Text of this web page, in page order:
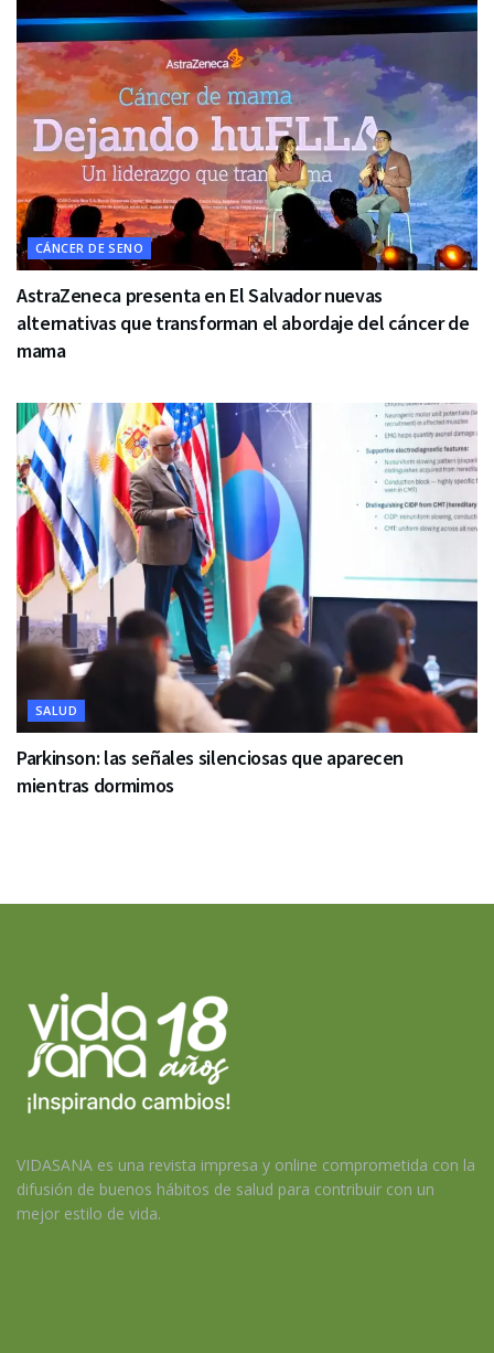
CÁNCER DE SENO
AstraZeneca presenta en El Salvador nuevas
alternativas que transforman el abordaje del cáncer de
mama
SALUD
Parkinson: las señales silenciosas que aparecen
mientras dormimos
VIDASANA es una revista impresa y online comprometida con la
difusión de buenos hábitos de salud para contribuir con un
mejor estilo de vida.